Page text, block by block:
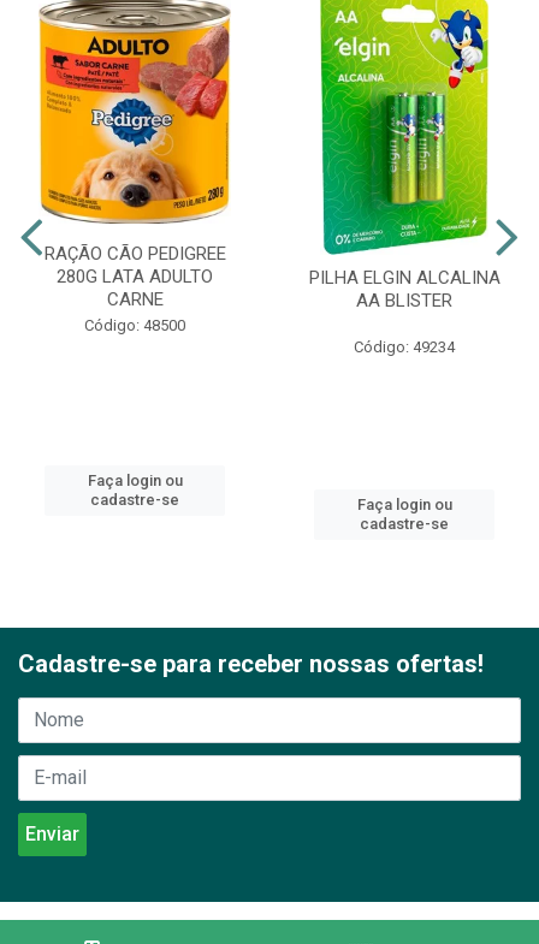
RAÇÃO CÃO PEDIGREE
280G LATA ADULTO
CARNE
Código: 48500
Faça login ou
cadastre-se
PILHA ELGIN ALCALINA
AA BLISTER
Código: 49234
Faça login ou
cadastre-se
Cadastre-se para receber nossas ofertas!